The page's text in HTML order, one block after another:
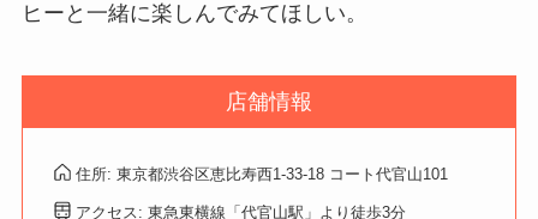
ヒーと一緒に楽しんでみてほしい。
店舗情報
住所: 東京都渋谷区恵比寿西1-33-18 コート代官山101
アクセス: 東急東横線「代官山駅」より徒歩3分